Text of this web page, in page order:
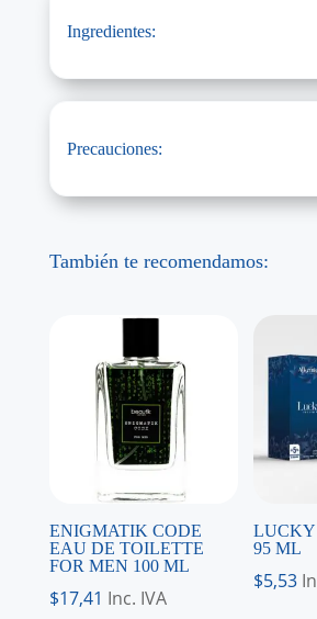
Ingredientes:
Precauciones:
También te recomendamos:
ENIGMATIK CODE
EAU DE TOILETTE
FOR MEN 100 ML
$17,41 Inc. IVA
LUCKY
95 ML
$5,53